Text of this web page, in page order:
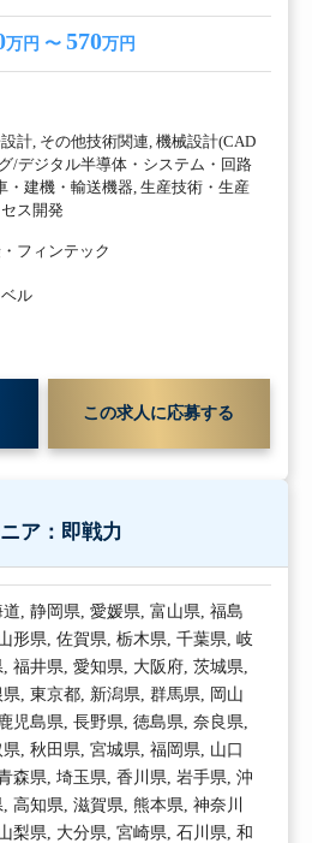
万円 〜570万円
計, その他技術関連, 機械設計(CAD
/デジタル半導体・システム・回路
・建機・輸送機器, 生産技術・生産
ス開発
フィンテック
ル
この求人に応募する
ア：即戦力
道,静岡県,愛媛県,富山県,福島
形県,佐賀県,栃木県,千葉県,岐
,福井県,愛知県, 大阪府,茨城県,
県,東京都, 新潟県,群馬県, 岡山
児島県,長野県,徳島県,奈良県,
県,秋田県,宮城県,福岡県, 山口
森県,埼玉県,香川県,岩手県,沖
,高知県,滋賀県,熊本県,神奈川
梨県, 大分県,宮崎県,石川県,和